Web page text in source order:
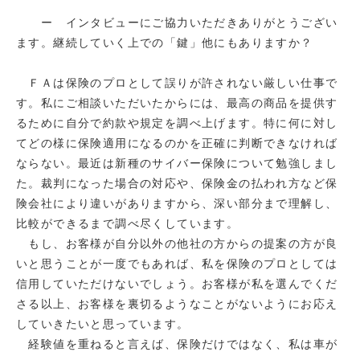
ー インタビューにご協力いただきありがとうござい
ます。継続していく上での「鍵」他にもありますか？
ＦＡは保険のプロとして誤りが許されない厳しい仕事で
す。私にご相談いただいたからには、最高の商品を提供す
るために自分で約款や規定を調べ上げます。特に何に対し
てどの様に保険適用になるのかを正確に判断できなければ
ならない。最近は新種のサイバー保険について勉強しまし
た。裁判になった場合の対応や、保険金の払われ方など保
険会社により違いがありますから、深い部分まで理解し、
比較ができるまで調べ尽くしています。
もし、お客様が自分以外の他社の方からの提案の方が良
いと思うことが一度でもあれば、私を保険のプロとしては
信用していただけないでしょう。お客様が私を選んでくだ
さる以上、お客様を裏切るようなことがないようにお応え
していきたいと思っています。
経験値を重ねると言えば、保険だけではなく、私は車が